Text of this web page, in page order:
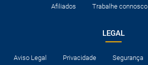
Afiliados Trabalhe connosco
LEGAL
Aviso Legal Privacidade Segurança